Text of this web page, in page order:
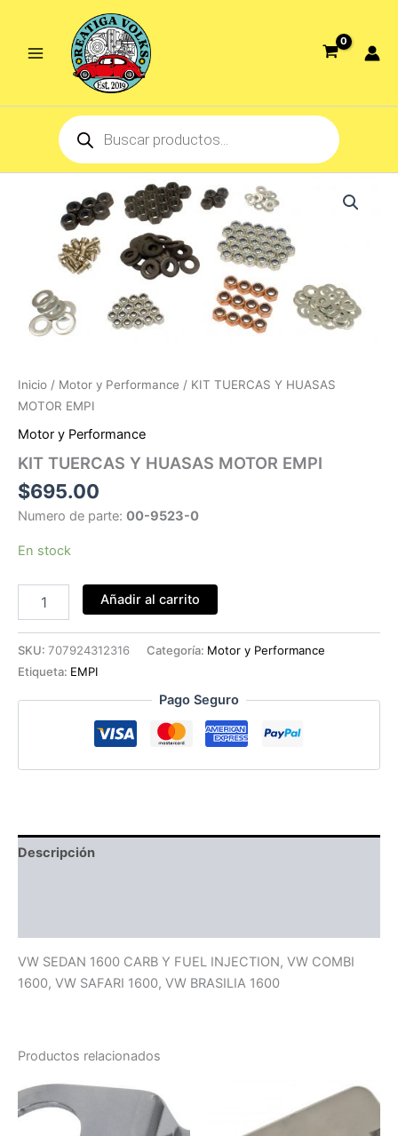
contenido
Products
search
Inicio / Motor y Performance / KIT TUERCAS Y HUASAS
MOTOR EMPI
Motor y Performance
KIT TUERCAS Y HUASAS MOTOR EMPI
$695.00
Numero de parte: 00-9523-0
En stock
TUERCAS
HUASAS
EMPI
cantidad
Añadir al carrito
SKU: 707924312316 Categoría: Motor y Performance
Etiqueta: EMPI
Pago Seguro
Descripción
VW SEDAN 1600 CARB Y FUEL INJECTION, VW COMBI
1600, VW SAFARI 1600, VW BRASILIA 1600
Productos relacionados